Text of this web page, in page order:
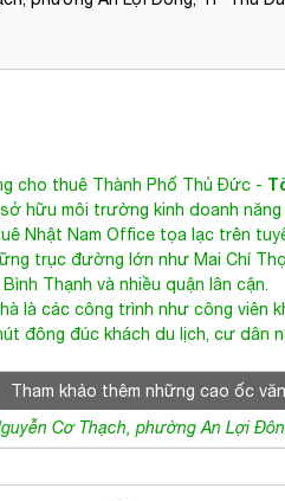
cho thuê Thành Phố Thủ Đức -
sở hữu môi trường kinh doanh
Nhật Nam Office tọa lạc trên
trục đường lớn như Mai Chí
Thạnh và nhiều quận lân cận.
là các công trình như công viên
đông đúc khách du lịch, cư dân
Tham khảo thêm những cao ốc
Cơ Thạch, phường An Lợi